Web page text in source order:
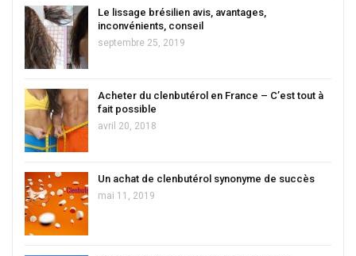
Le lissage brésilien avis, avantages,
inconvénients, conseil
septembre 25, 2019
Acheter du clenbutérol en France – C’est tout à
fait possible
avril 20, 2018
Un achat de clenbutérol synonyme de succès
mai 11, 2019